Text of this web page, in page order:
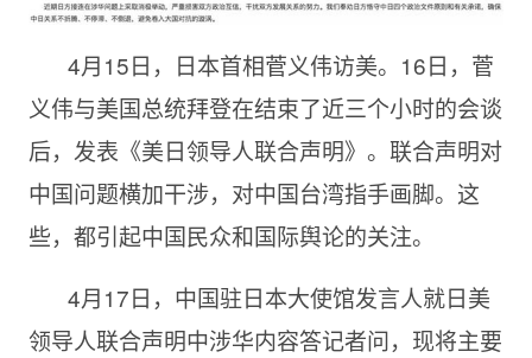
4月15日，日本首相菅义伟访美。16日，菅
义伟与美国总统拜登在结束了近三个小时的会谈
后，发表《美日领导人联合声明》。联合声明对
中国问题横加干涉，对中国台湾指手画脚。这
些，都引起中国民众和国际舆论的关注。
4月17日，中国驻日本大使馆发言人就日美
领导人联合声明中涉华内容答记者问，现将主要